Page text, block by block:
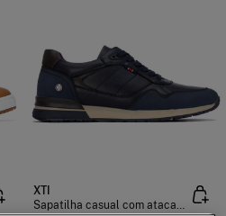
XTI
Sapatilha casual com atacadores